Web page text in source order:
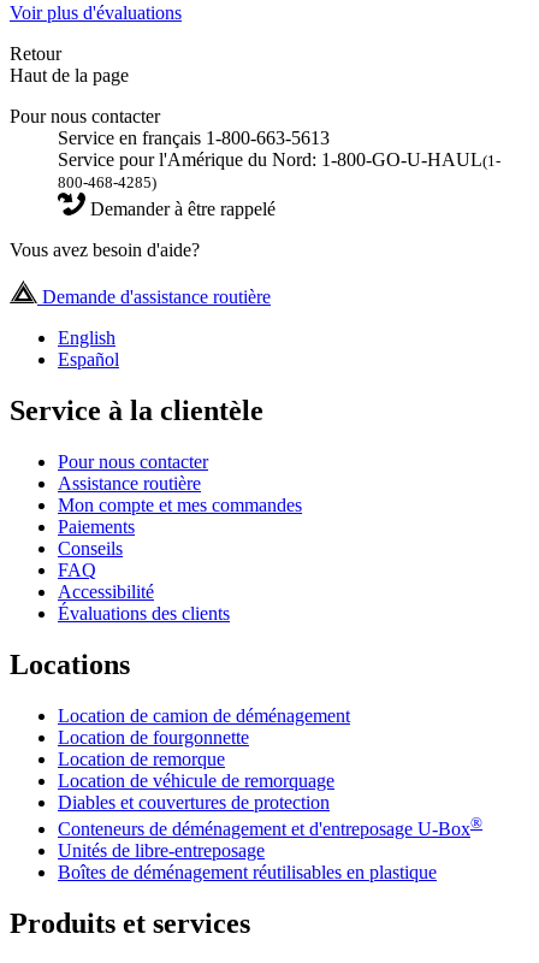
Voir plus d'évaluations
Retour
Haut de la page
Pour nous contacter
Service en français 1-800-663-5613
Service pour l'Amérique du Nord: 1-800-GO-U-HAUL(1-
800-468-4285)
Demander à être rappelé
Vous avez besoin d'aide?
Demande d'assistance routière
English
Español
Service à la clientèle
Pour nous contacter
Assistance routière
Mon compte et mes commandes
Paiements
Conseils
FAQ
Accessibilité
Évaluations des clients
Locations
Location de camion de déménagement
Location de fourgonnette
Location de remorque
Location de véhicule de remorquage
Diables et couvertures de protection
Conteneurs de déménagement et d'entreposage U-Box®
Unités de libre-entreposage
Boîtes de déménagement réutilisables en plastique
Produits et services